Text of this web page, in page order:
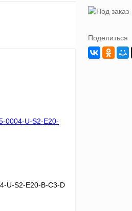
U-S2-E20-B-C3-D
Поделиться